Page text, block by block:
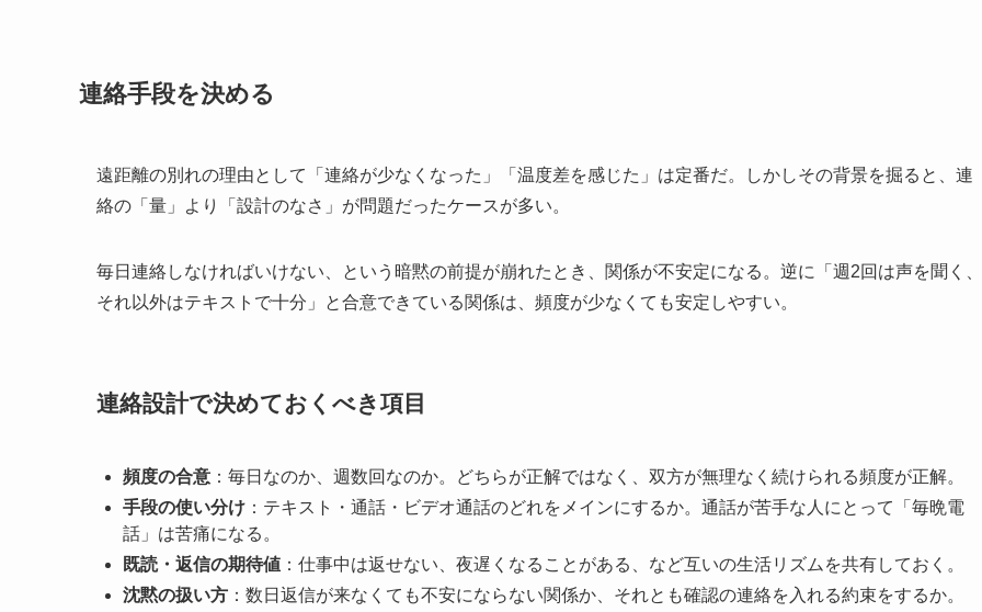
連絡手段を決める
遠距離の別れの理由として「連絡が少なくなった」「温度差を感じた」は定番だ。しかしその背景を掘ると、連
絡の「量」より「設計のなさ」が問題だったケースが多い。
毎日連絡しなければいけない、という暗黙の前提が崩れたとき、関係が不安定になる。逆に「週2回は声を聞く、
それ以外はテキストで十分」と合意できている関係は、頻度が少なくても安定しやすい。
連絡設計で決めておくべき項目
頻度の合意 ：毎日なのか、週数回なのか。どちらが正解ではなく、双方が無理なく続けられる頻度が正解。
手段の使い分け ：テキスト・通話・ビデオ通話のどれをメインにするか。通話が苦手な人にとって「毎晩電
話」は苦痛になる。
既読・返信の期待値 ：仕事中は返せない、夜遅くなることがある、など互いの生活リズムを共有しておく。
沈黙の扱い方 ：数日返信が来なくても不安にならない関係か、それとも確認の連絡を入れる約束をするか。